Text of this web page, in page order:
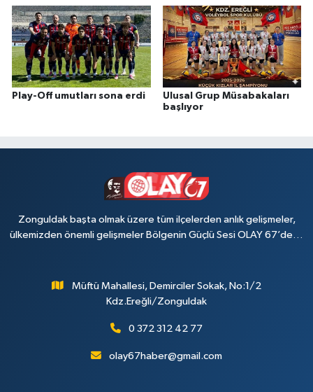
Play-Off umutları sona erdi
Ulusal Grup Müsabakaları
başlıyor
Zonguldak başta olmak üzere tüm ilçelerden anlık gelişmeler,
ülkemizden önemli gelişmeler Bölgenin Güçlü Sesi OLAY 67’de…
Müftü Mahallesi, Demirciler Sokak, No:1/2
Kdz.Ereğli/Zonguldak
0 372 312 42 77
olay67haber@gmail.com